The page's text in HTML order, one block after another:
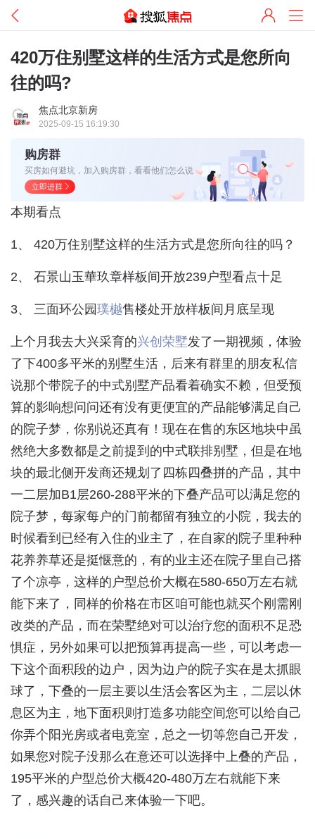
420万住别墅这样的生活方式是您所向
往的吗?
焦点北京新房
2025-09-15 16:19:30
购房群
买房如何避坑，加入购房群，看看他们怎么说
立即进群
本期看点
1、 420万住别墅这样的生活方式是您所向往的吗？
2、 石景山玉華玖章样板间开放239户型看点十足
3、 三面环公园 璞樾售楼处开放样板间月底呈现
上个月我去大兴采育的兴创荣墅发了一期视频，体验
了下400多平米的别墅生活，后来有群里的朋友私信
说那个带院子的中式别墅产品看着确实不赖，但受预
算的影响想问问还有没有更便宜的产品能够满足自己
的院子梦，你别说还真有！现在在售的东区地块中虽
然绝大多数都是之前提到的中式联排别墅，但是在地
块的最北侧开发商还规划了四栋四叠拼的产品，其中
一二层加B1层260-288平米的下叠产品可以满足您的
院子梦，每家每户的门前都留有独立的小院，我去的
时候看到已经有入住的业主了，在自家的院子里种种
花养养草还是挺惬意的，有的业主还在院子里自己搭
了个凉亭，这样的户型总价大概在580-650万左右就
能下来了，同样的价格在市区咱可能也就买个刚需刚
改类的产品，而在荣墅绝对可以治疗您的面积不足恐
惧症，另外如果可以把预算再提高一些，可以考虑一
下这个面积段的边户，因为边户的院子实在是太抓眼
球了，下叠的一层主要以生活会客区为主，二层以休
息区为主，地下面积则打造多功能空间您可以给自己
你弄个阳光房或者电竞室，总之一切等您自己开发，
如果您对院子没那么在意还可以选择中上叠的产品，
195平米的户型总价大概420-480万左右就能下来
了，感兴趣的话自己来体验一下吧。